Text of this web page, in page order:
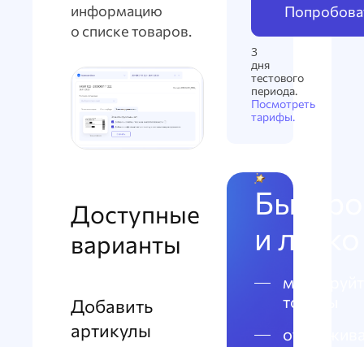
информацию
о списке товаров.
Доступные
варианты
Добавить
артикулы
3
дня
тестового
периода.
Посмотреть
тарифы.
Быстро
и легко
товары